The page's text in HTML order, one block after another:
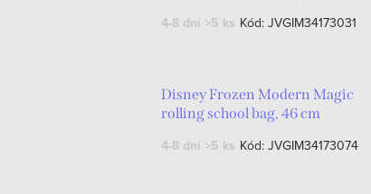
4-8 dní >5 ks Kód: JVGIM34173031
Disney Frozen Modern Magic
rolling school bag, 46 cm
4-8 dní >5 ks Kód: JVGIM34173074